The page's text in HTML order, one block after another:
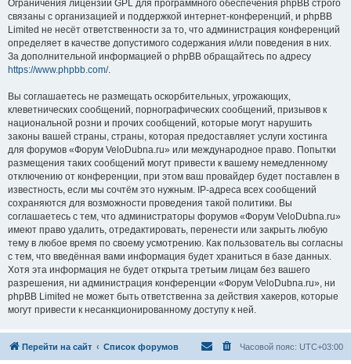
Ограничения лицензии GPL для программного обеспечения phpBB строго
связаны с организацией и поддержкой интернет-конференций, и phpBB
Limited не несёт ответственности за то, что администрация конференций
определяет в качестве допустимого содержания и/или поведения в них.
За дополнительной информацией о phpBB обращайтесь по адресу
https://www.phpbb.com/.
Вы соглашаетесь не размещать оскорбительных, угрожающих,
клеветнических сообщений, порнографических сообщений, призывов к
национальной розни и прочих сообщений, которые могут нарушить
законы вашей страны, страны, которая предоставляет услуги хостинга
для форумов «Форум VeloDubna.ru» или международное право. Попытки
размещения таких сообщений могут привести к вашему немедленному
отключению от конференции, при этом ваш провайдер будет поставлен в
известность, если мы сочтём это нужным. IP-адреса всех сообщений
сохраняются для возможности проведения такой политики. Вы
соглашаетесь с тем, что администраторы форумов «Форум VeloDubna.ru»
имеют право удалить, отредактировать, перенести или закрыть любую
тему в любое время по своему усмотрению. Как пользователь вы согласны
с тем, что введённая вами информация будет храниться в базе данных.
Хотя эта информация не будет открыта третьим лицам без вашего
разрешения, ни администрация конференции «Форум VeloDubna.ru», ни
phpBB Limited не может быть ответственна за действия хакеров, которые
могут привести к несанкционированному доступу к ней.
Перейти на сайт Список форумов Часовой пояс: UTC+03:00